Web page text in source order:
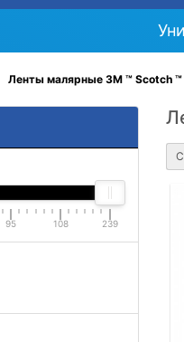
Ленты малярные 3M ™ Scotch ™
95 108 239